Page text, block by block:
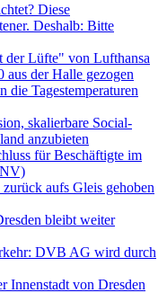
Diese
Deshalb: Bitte
der Lüfte" von Lufthansa
aus der Halle gezogen
die Tagestemperaturen
skalierbare Social-
anzubieten
für Beschäftigte im
aufs Gleis gehoben
bleibt weiter
DVB AG wird durch
Innenstadt von Dresden